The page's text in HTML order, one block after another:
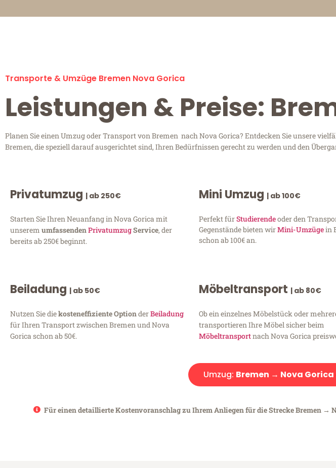
Transporte & Umzüge Bremen Nova Gorica
Leistungen & Preise:
Planen Sie einen Umzug oder Transport von Bremen nach Nova Gorica? Entdecken Sie unsere
Bremen, die speziell darauf ausgerichtet sind, Ihren Bedürfnissen gerecht zu werden und den
Privatumzug | ab 250€
Starten Sie Ihren Neuanfang in Nova Gorica mit
unserem umfassendenPrivatumzugService, der
bereits ab 250€ beginnt.
Mini Umzug | ab 100€
Perfekt fürStudierendeoder den
Gegenstände bieten wirMini-Umzügein
schon ab 100€ an.
Beiladung | ab 50€
Nutzen Sie diekosteneffiziente OptionderBeiladung
für Ihren Transport zwischen Bremen und Nova
Gorica schon ab 50€.
Möbeltransport | ab 80€
Ob ein einzelnes Möbelstück oder
transportieren Ihre Möbel sicher beim
Möbeltransportnach Nova Gorica
Umzug: Bremen → Nova Gorica
Für einen detaillierte Kostenvoranschlag zu Ihrem Anliegen für die Strecke Bremen →